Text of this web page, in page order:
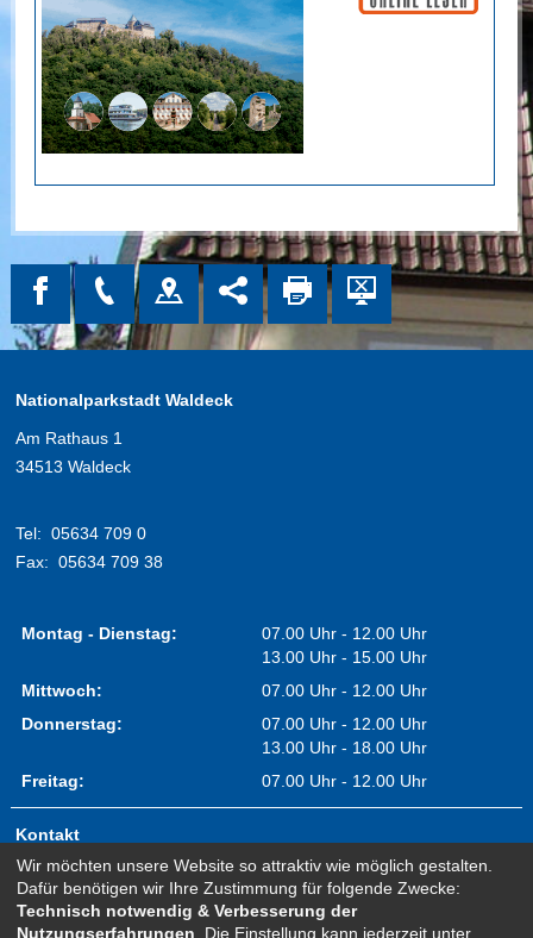
Nationalparkstadt Waldeck
Am Rathaus 1
34513 Waldeck
Tel: 05634 709 0
Fax: 05634 709 38
Montag - Dienstag:
07.00 Uhr - 12.00 Uhr
13.00 Uhr - 15.00 Uhr
Mittwoch:
07.00 Uhr - 12.00 Uhr
Donnerstag:
07.00 Uhr - 12.00 Uhr
13.00 Uhr - 18.00 Uhr
Freitag:
07.00 Uhr - 12.00 Uhr
Kontakt
Impressum
Erklärung zur Barrierefreiheit
Wir möchten unsere Website so attraktiv wie möglich gestalten.
Dafür benötigen wir Ihre Zustimmung für folgende Zwecke:
Technisch notwendig & Verbesserung der
Nutzungserfahrungen . Die Einstellung kann jederzeit unter